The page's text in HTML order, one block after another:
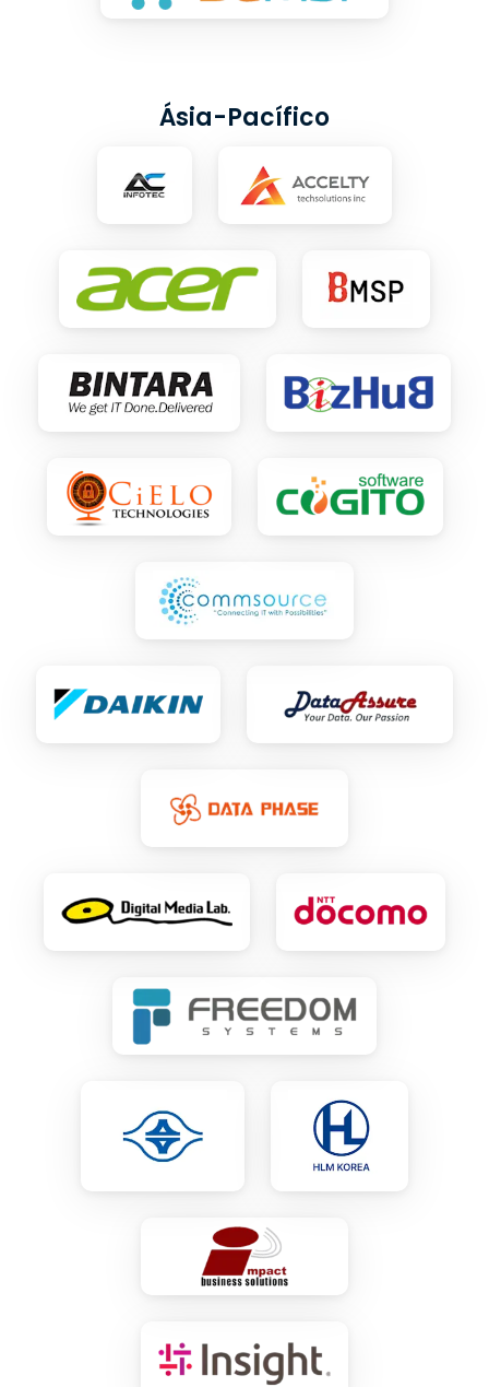
Ásia-Pacífico